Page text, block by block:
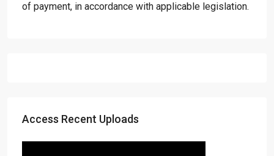
of payment, in accordance with applicable legislation.
Access Recent Uploads